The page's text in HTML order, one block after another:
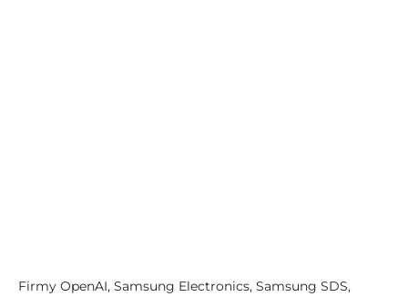
Firmy OpenAI, Samsung Electronics, Samsung SDS,